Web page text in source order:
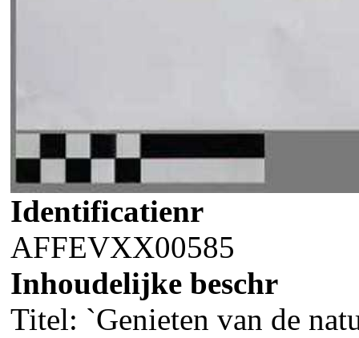
Identificatienr
AFFEVXX00585
Inhoudelijke beschr
Titel: `Genieten van de